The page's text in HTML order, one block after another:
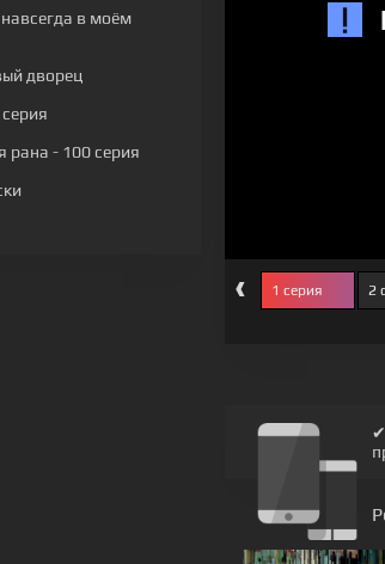
‹ 1 серия 2
в моём
дворец
рана - 100 серия